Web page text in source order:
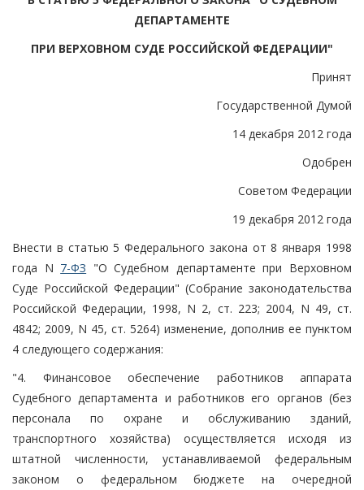
ДЕПАРТАМЕНТЕ
ПРИ ВЕРХОВНОМ СУДЕ РОССИЙСКОЙ ФЕДЕРАЦИИ"
Принят
Государственной Думой
14 декабря 2012 года
Одобрен
Советом Федерации
19 декабря 2012 года
Внести в статью 5 Федерального закона от 8 января 1998
года N 7-ФЗ "О Судебном департаменте при Верховном
Суде Российской Федерации" (Собрание законодательства
Российской Федерации, 1998, N 2, ст. 223; 2004, N 49, ст.
4842; 2009, N 45, ст. 5264) изменение, дополнив ее пунктом
4 следующего содержания:
"4. Финансовое обеспечение работников аппарата
Судебного департамента и работников его органов (без
персонала по охране и обслуживанию зданий,
транспортного хозяйства) осуществляется исходя из
штатной численности, устанавливаемой федеральным
законом о федеральном бюджете на очередной